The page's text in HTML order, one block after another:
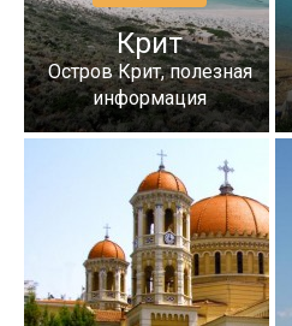
Крит
Остров Крит, полезная
информация